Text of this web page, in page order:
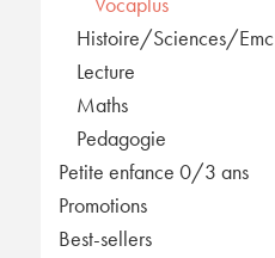
Histoire/Sciences/Emc
Lecture
Maths
Pedagogie
Petite enfance 0/3 ans
Promotions
Best-sellers